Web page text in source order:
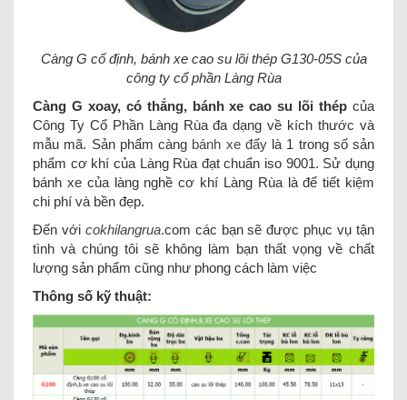
Càng G cố định, bánh xe cao su lõi thép G130-05S của
công ty cổ phần Làng Rùa
Càng G xoay, có thắng, bánh xe cao su lõi thép của
Công Ty Cổ Phần Làng Rùa đa dạng về kích thước và
mẫu mã. Sản phẩm càng bánh xe đẩylà 1 trong số sản
phẩm cơ khí của Làng Rùa đạt chuẩn iso 9001. Sử dụng
bánh xe của làng nghề cơ khí Làng Rùa là để tiết kiệm
chi phí và bền đẹp.
Đến với cokhilangrua.com các bạn sẽ được phục vụ tận
tình và chúng tôi sẽ không làm bạn thất vọng về chất
lượng sản phẩm cũng như phong cách làm việc
Thông số kỹ thuật: